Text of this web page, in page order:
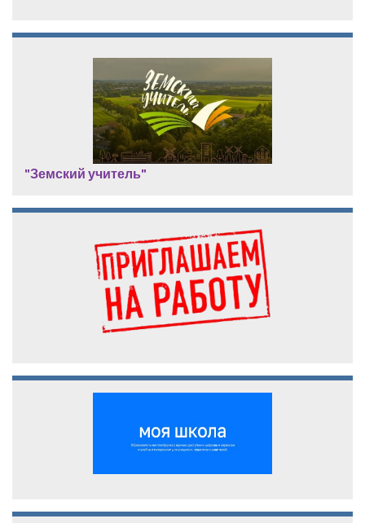
"Земский учитель"